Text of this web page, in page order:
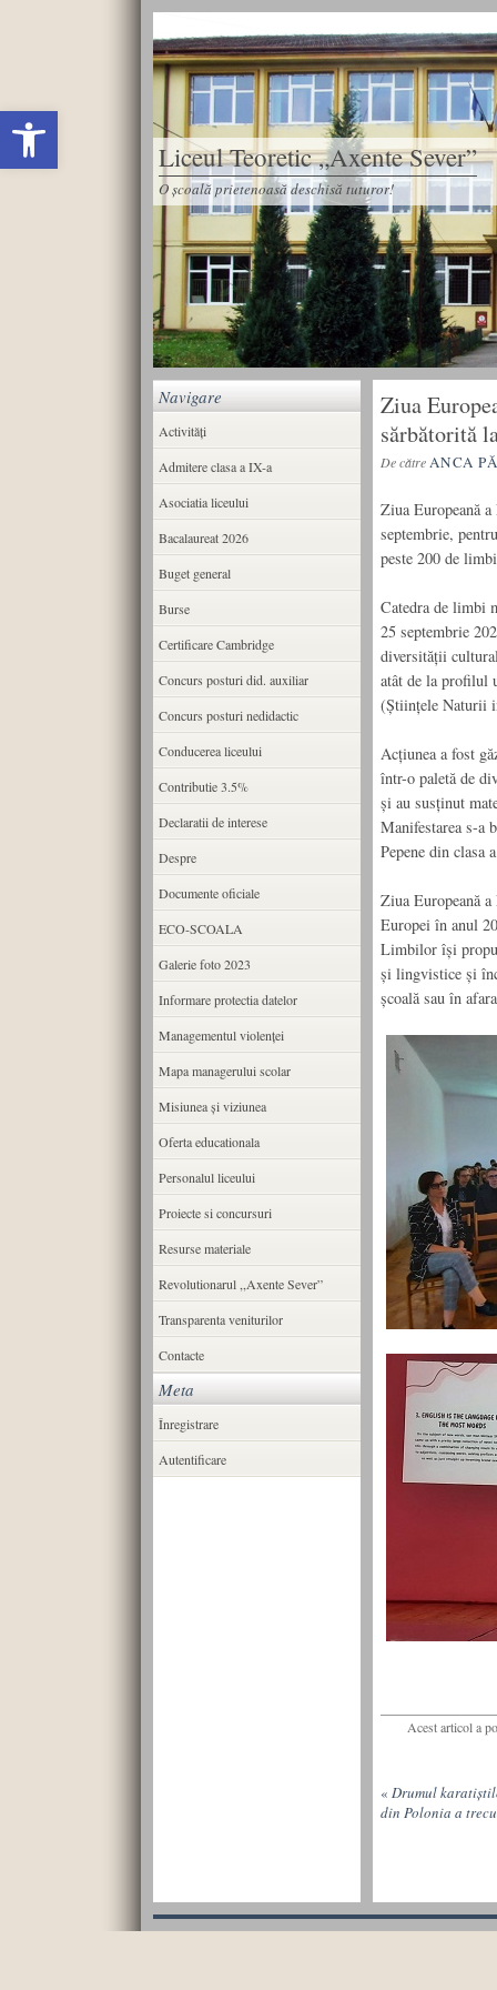
Deschide bara de unelte
Liceul Teoretic „Axente Sever”
O școală prietenoasă deschisă tuturor!
Ziua
sărbătorită
De cătreANCA
Ziua Europeană
septembrie,
peste 200 de
Catedra de limbi
25 septembrie
diversității
atât de la profilul
(Științele Naturii
Acțiunea a fost
într-o paletă de
și au susținut
Manifestarea s-a
Pepene din
Ziua Europeană
Europei în anul
Limbilor își
și lingvistice și
școală sau în
Acest articol a
« Drumul
din Polonia a
Navigare
Activități
Admitere clasa a IX-a
Asociatia liceului
Bacalaureat 2026
Buget general
Burse
Certificare Cambridge
Concurs posturi did. auxiliar
Concurs posturi nedidactic
Conducerea liceului
Contributie 3.5%
Declaratii de interese
Despre
Documente oficiale
ECO-SCOALA
Galerie foto 2023
Informare protectia datelor
Managementul violenței
Mapa managerului scolar
Misiunea şi viziunea
Oferta educationala
Personalul liceului
Proiecte si concursuri
Resurse materiale
Revolutionarul ,,Axente Sever”
Transparenta veniturilor
Contacte
Meta
Înregistrare
Autentificare